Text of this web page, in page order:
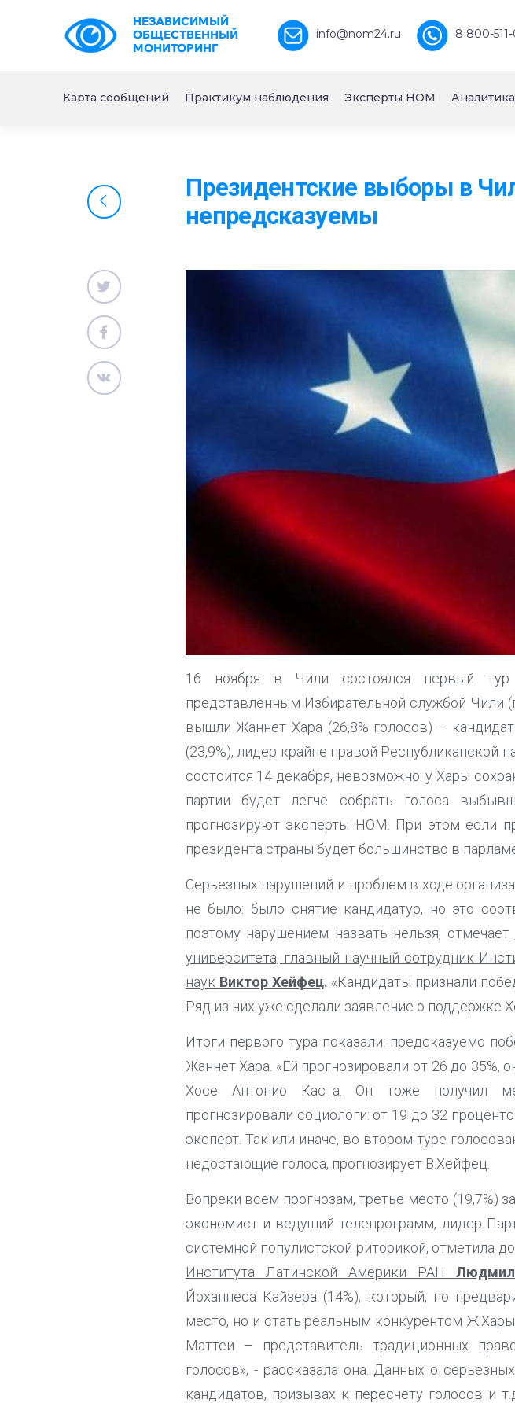
НЕЗАВИСИМЫЙ
ОБЩЕСТВЕННЫЙ
МОНИТОРИНГ
info@nom24.ru 8 800-511-
Карта сообщений Практикум наблюдения Эксперты НОМ Аналитика
Президентские выборы в
непредсказуемы
16 ноября в Чили состоялся первый тур
представленным Избирательной службой Чили
вышли Жаннет Хара (26,8% голосов) –
(23,9%), лидер крайне правой Республиканской
состоится 14 декабря, невозможно: у Хары
партии будет легче собрать голоса
прогнозируют эксперты НОМ. При этом если
президента страны будет большинство в
Серьезных нарушений и проблем в ходе
не было: было снятие кандидатур, но это
поэтому нарушением назвать нельзя, отмечает
университета, главный научный сотрудник
наук Виктор Хейфец. «Кандидаты признали
Ряд из них уже сделали заявление о поддержке
Итоги первого тура показали: предсказуемо
Жаннет Хара. «Ей прогнозировали от 26 до 35%,
Хосе Антонио Каста. Он тоже получил
прогнозировали социологи: от 19 до 32
эксперт. Так или иначе, во втором туре
недостающие голоса, прогнозирует В.Хейфец.
Вопреки всем прогнозам, третье место (19,7%)
экономист и ведущий телепрограмм, лидер
системной популистской риторикой, отметила
Института Латинской Америки РАН
Йоханнеса Кайзера (14%), который, по
место, но и стать реальным конкурентом
Маттеи – представитель традиционных
голосов», - рассказала она. Данных о
кандидатов, призывах к пересчету голосов и